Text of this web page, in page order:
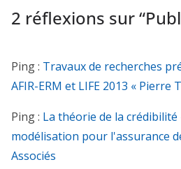
2 réflexions sur “
Ping : Travaux de recherches
AFIR-ERM et LIFE 2013 « Pierre
Ping : La théorie de la
modélisation pour l'assurance
Associés